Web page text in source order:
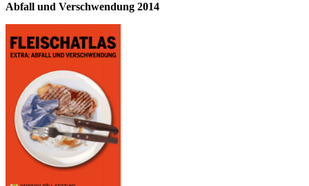
Abfall und Verschwendung 2014